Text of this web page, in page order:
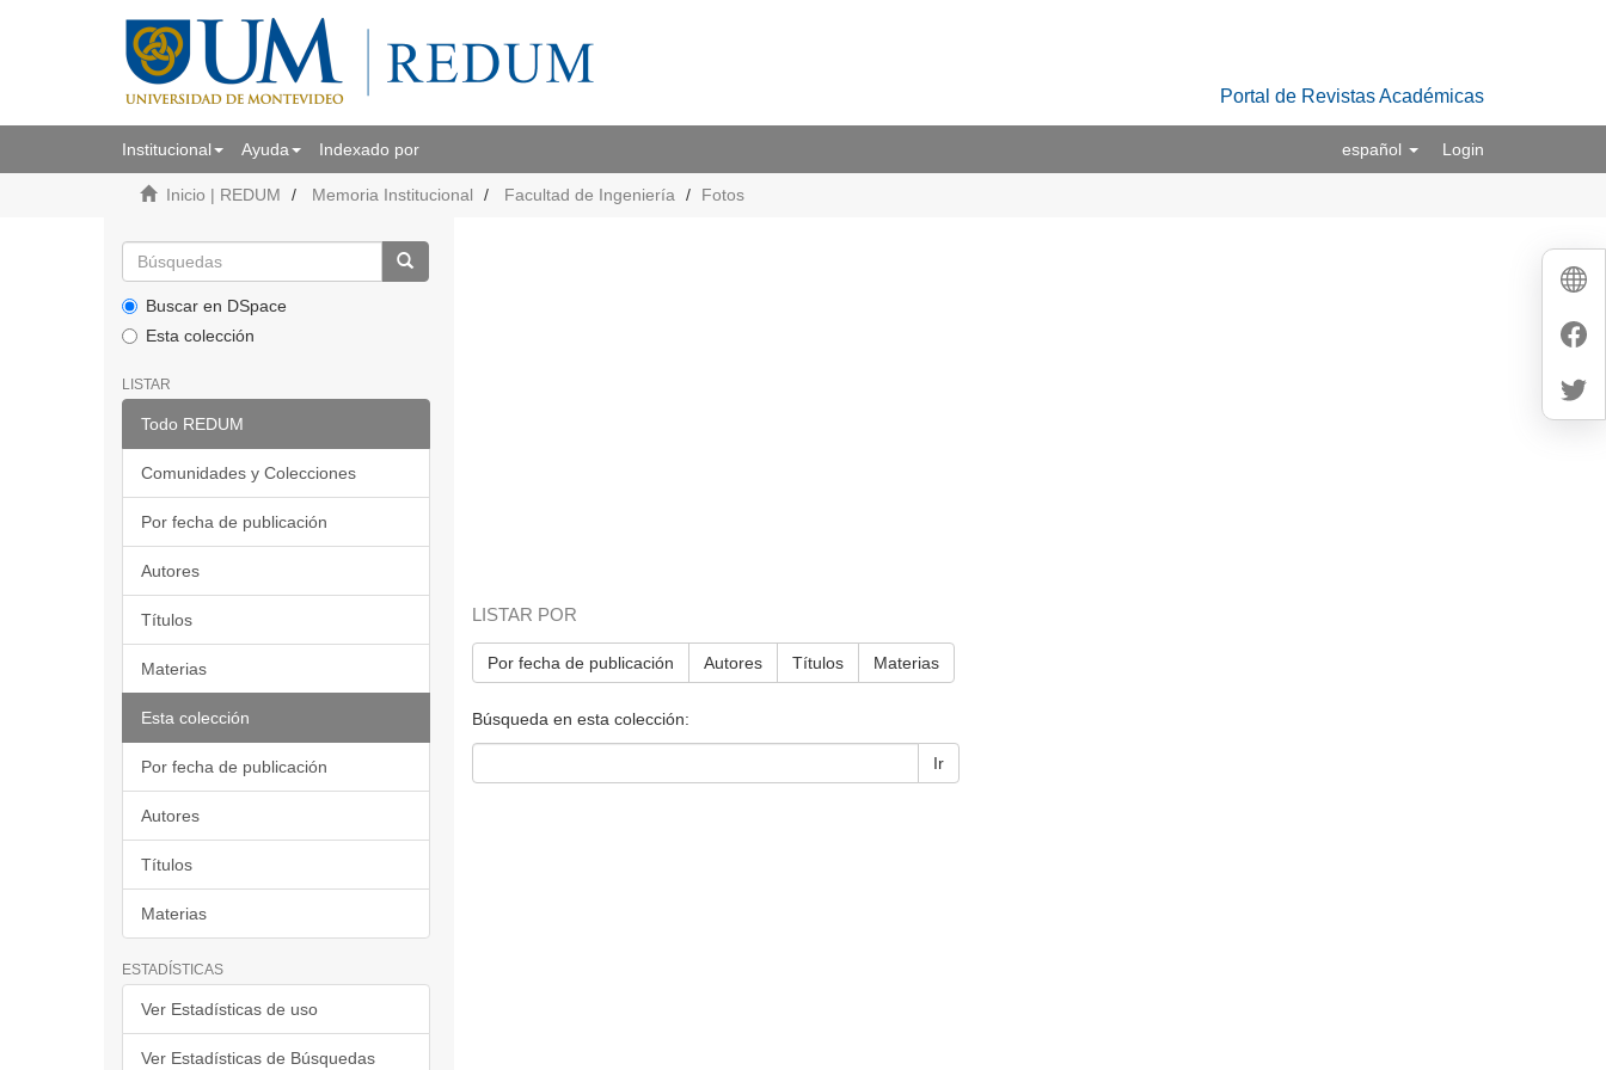
Portal de Revistas Académicas
Institucional Ayuda Indexado por español Login
Inicio | REDUM Memoria Institucional Facultad de Ingeniería Fotos
Buscar en DSpace
Esta colección
LISTAR
Todo REDUM
Comunidades y Colecciones
Por fecha de publicación
Autores
Títulos
Materias
Esta colección
Por fecha de publicación
Autores
Títulos
Materias
ESTADÍSTICAS
Ver Estadísticas de uso
Ver Estadísticas de Búsquedas
LISTAR POR
Por fecha de publicación Autores Títulos Materias
Búsqueda en esta colección:
Ir